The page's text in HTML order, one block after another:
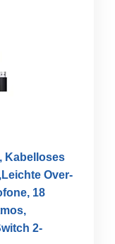
Kabelloses
Over-
18
2-